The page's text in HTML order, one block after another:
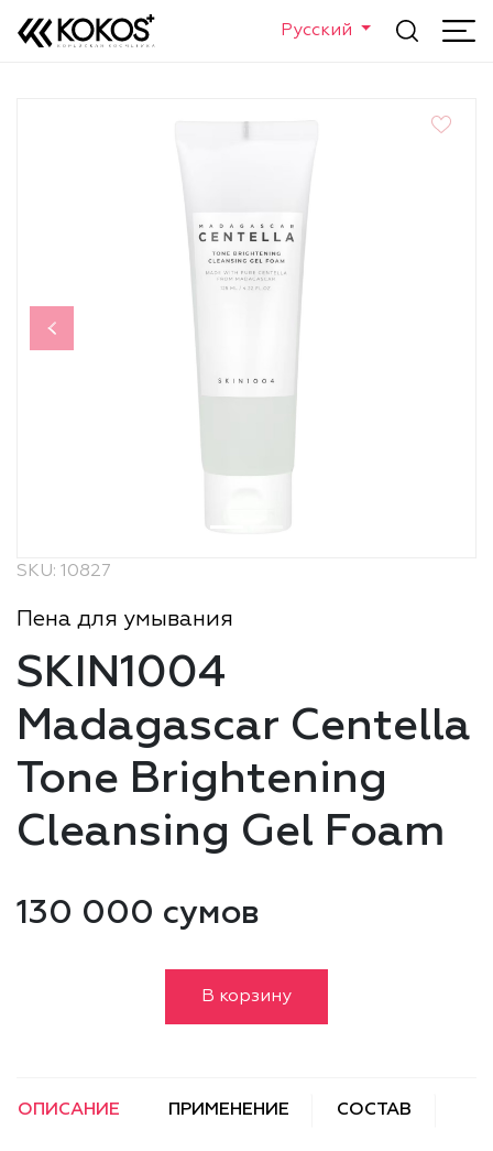
Русский
SKU: 10827
Пена для умывания
SKIN1004
Madagascar Centella
Tone Brightening
Cleansing Gel Foam
130 000 сумов
В корзину
ОПИСАНИЕ ПРИМЕНЕНИЕ СОСТАВ